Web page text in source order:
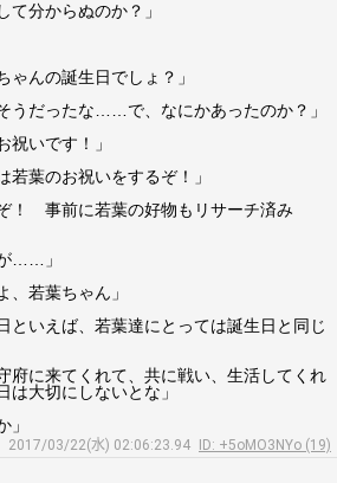
て分からぬのか？」
んの誕生日でしょ？」
うだったな……で、なにかあったのか？」
祝いです！」
葉のお祝いをするぞ！」
！ 事前に若葉の好物もリサーチ済み
……」
、若葉ちゃん」
といえば、若葉達にとっては誕生日と同じ
府に来てくれて、共に戦い、生活してくれ
は大切にしないとな」
2017/03/22(水) 02:06:23.94
ID: +5oMO3NYo (19)